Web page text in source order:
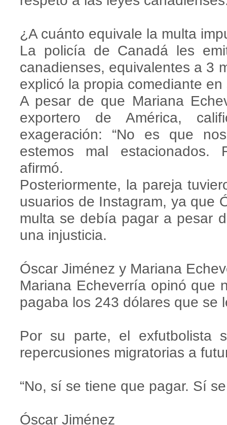
¿A cuánto equivale la multa
La policía de Canadá les
canadienses, equivalentes a 3
explicó la propia comediante
A pesar de que Mariana
exportero de América,
exageración: “No es que
estemos mal estacionados.
afirmó.
Posteriormente, la pareja
usuarios de Instagram, ya que
multa se debía pagar a pesar
una injusticia.
Óscar Jiménez y Mariana
Mariana Echeverría opinó que
pagaba los 243 dólares que se
Por su parte, el exfutbolista
repercusiones migratorias a
“No, sí se tiene que pagar. Sí
Óscar Jiménez